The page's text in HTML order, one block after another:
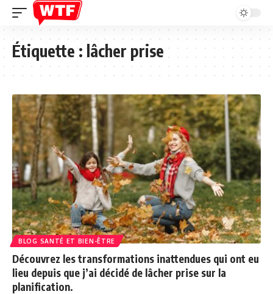
Étiquette :lâcher prise
BLOG SANTÉ ET BIEN-ÊTRE
Découvrez les transformations inattendues qui ont eu
lieu depuis que j’ai décidé de lâcher prise sur la
planification.